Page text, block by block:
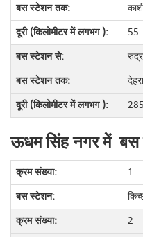
55
285
ऊधम सिंह नगर में
1
2